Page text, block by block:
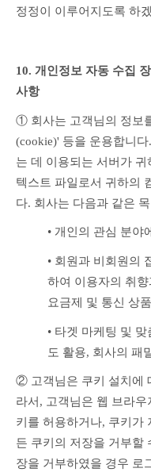
정정이 이루어지도록 하
10. 개인정보 자동 수집
사항
① 회사는 고객님의 정보
(cookie)' 등을 운용합니
는 데 이용되는 서버가
텍스트 파일로서 귀하의
다. 회사는 다음과 같은
• 개인의 관심 분야
• 회원과 비회원의
하여 이용자의 취
요금제 및 통신 상
• 타겟 마케팅 및
도 활용, 회사의 패
② 고객님은 쿠키 설치에
라서, 고객님은 웹 브라
키를 허용하거나, 쿠키가
든 쿠키의 저장을 거부할
장을 거부하였을 경우 로